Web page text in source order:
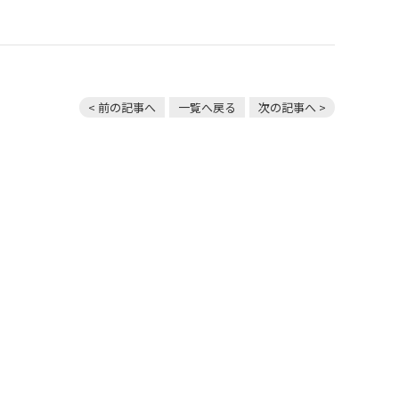
< 前の記事へ 一覧へ戻る 次の記事へ >